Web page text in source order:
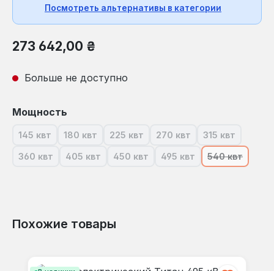
Посмотреть альтернативы в категории
Обычная цена:
273 642,00 ₴
Больше не доступно
Выберите
Мощность
145 квт(В настоящее время эта опция недоступна.)
180 квт(В настоящее время эта опция недоступна.)
225 квт(В настоящее время эта опция
270 квт(В настоящее время
315 квт
(В
360 квт(В настоящее время эта опция недоступна.)
405 квт(В настоящее время эта опция недоступна.)
450 квт(В настоящее время эта опция
495 квт(В настоящее время
540 квт
(В
Похожие товары